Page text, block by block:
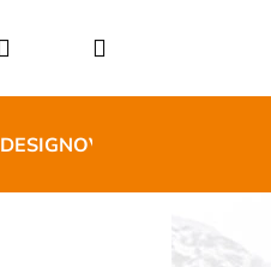
PřihlášeníNákupní
DESIGNOVÝ NÁBYTEK